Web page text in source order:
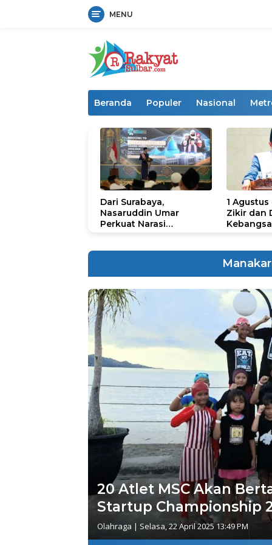
MENU
Beranda Populer Nasional
Dari Surabaya,
Nasaruddin Umar
Perkuat Narasi
1
Zikir dan
20 Atlet MSC Akan
Startup Championship
Olahraga | Selasa, 22 April 2025 13:49 PM